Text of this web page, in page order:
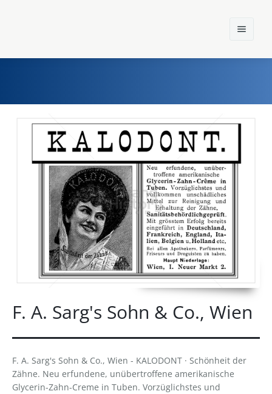
Home
Einst und Heute
Konzerne
F. A. Sarg's Sohn & Co., Wien
F. A. Sarg's Sohn & Co., Wien - KALODONT · Schönheit der
Zähne. Neu erfundene, unübertroffene amerikanische
Glycerin-Zahn-Creme in Tuben. Vorzüglichstes und